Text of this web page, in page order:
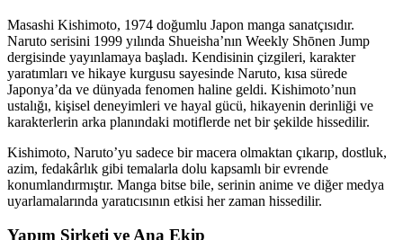
Masashi Kishimoto, 1974 doğumlu Japon manga sanatçısıdır.
Naruto serisini 1999 yılında Shueisha’nın Weekly Shōnen Jump
dergisinde yayınlamaya başladı. Kendisinin çizgileri, karakter
yaratımları ve hikaye kurgusu sayesinde Naruto, kısa sürede
Japonya’da ve dünyada fenomen haline geldi. Kishimoto’nun
ustalığı, kişisel deneyimleri ve hayal gücü, hikayenin derinliği ve
karakterlerin arka planındaki motiflerde net bir şekilde hissedilir.
Kishimoto, Naruto’yu sadece bir macera olmaktan çıkarıp, dostluk,
azim, fedakârlık gibi temalarla dolu kapsamlı bir evrende
konumlandırmıştır. Manga bitse bile, serinin anime ve diğer medya
uyarlamalarında yaratıcısının etkisi her zaman hissedilir.
Yapım Şirketi ve Ana Ekip